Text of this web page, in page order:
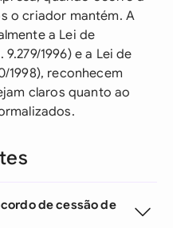
o criador mantém. A
a Lei de
1996) e a Lei de
1998), reconhecem
claros quanto ao
de cessão de